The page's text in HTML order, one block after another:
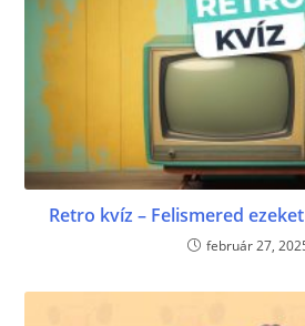
Retro kvíz – Felismered
február 27,